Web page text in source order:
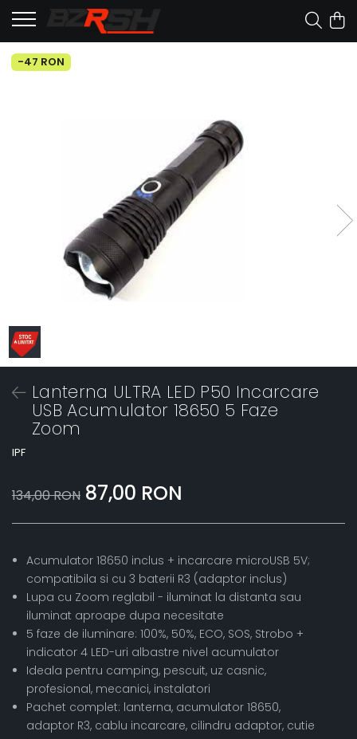
-47 RON
Lanterna ULTRA LED P50 Incarcare
USB Acumulator 18650 5 Faze
Zoom
IPF
134,00 RON 87,00 RON
Acumulator 18650 inclus + incarcare microUSB 5V;
compatibila si cu 3 baterii R3 (adaptor inclus)
Lupa cu Zoom reglabil - iluminat la distanta sau
iluminat aproape dupa necesitate
5 faze de iluminare: 100%, 50%, ECO, SOS, Strobo +
indicator 4 LED-uri albastre nivel acumulator
Ideala pentru camping, pescuit, uz casnic,
profesional, mecanici, instalatori
Pachet complet: lanterna, acumulator 18650,
adaptor R3, cablu incarcare, cilindru adaptor, cutie